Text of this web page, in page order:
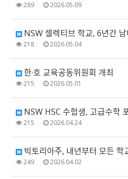
289 2026.05.09
NSW 셀렉티브 학교, 6년간
218 2026.05.04
한·호 교육공동위원회 개최
215 2026.05.01
NSW HSC 수험생, 고급수학 포기 증가… STEM
215 2026.04.24
빅토리아주, 내년부터 모든 학교서 스마
249 2026.04.02